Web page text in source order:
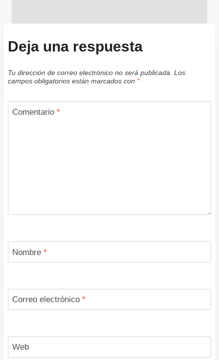
Deja una respuesta
Tu dirección de correo electrónico no será publicada. Los
campos obligatorios están marcados con *
Comentario *
Nombre *
Correo electrónico *
Web